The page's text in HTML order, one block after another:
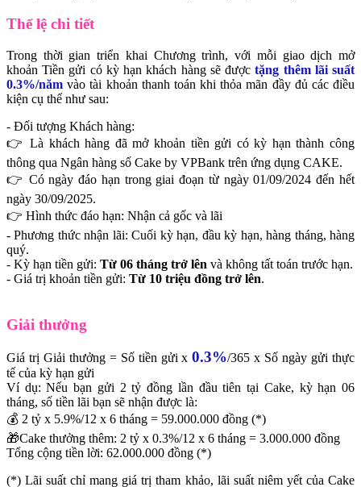
Thể lệ chi tiết
Trong thời gian triển khai Chương trình, với mỗi giao dịch mở
khoản Tiền gửi có kỳ hạn khách hàng sẽ đượctặng thêm lãi suất
0.3%/năm vào tài khoản thanh toán khi thỏa mãn đầy đủ các điều
kiện cụ thể như sau:
- Đối tượng Khách hàng:
👉 Là khách hàng đã mở khoản tiền gửi có kỳ hạn thành công
thông qua Ngân hàng số Cake by VPBank trên ứng dụng CAKE.
👉 Có ngày đáo hạn trong giai đoạn từ ngày 01/09/2024 đến hết
ngày 30/09/2025.
👉 Hình thức đáo hạn: Nhận cả gốc và lãi
- Phương thức nhận lãi: Cuối kỳ hạn, đầu kỳ hạn, hàng tháng, hàng
quý.
- Kỳ hạn tiền gửi: Từ 06 tháng trở lên và không tất toán trước hạn.
- Giá trị khoản tiền gửi: Từ 10 triệu đồng trở lên.
Giải thưởng
Giá trị Giải thưởng = Số tiền gửi x0.3%/365 x Số ngày gửi thực
tế của kỳ hạn gửi
Ví dụ: Nếu bạn gửi 2 tỷ đồng lần đầu tiên tại Cake, kỳ hạn 06
tháng, số tiền lãi bạn sẽ nhận được là:
💰 2 tỷ x 5.9%/12 x 6 tháng = 59.000.000 đồng (*)
🎁Cake thưởng thêm: 2 tỷ x 0.3%/12 x 6 tháng = 3.000.000 đồng
Tổng cộng tiền lời: 62.000.000 đồng (*)
(*) Lãi suất chỉ mang giá trị tham khảo, lãi suất niêm yết của Cake